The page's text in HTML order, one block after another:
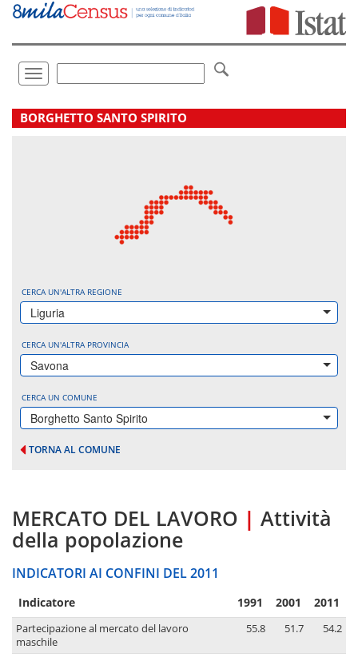
Vai
direttamente
Toggle
navigation
.
BORGHETTO SANTO SPIRITO
CERCA UN'ALTRA REGIONE
Liguria
CERCA UN'ALTRA PROVINCIA
Savona
CERCA UN COMUNE
Borghetto Santo Spirito
TORNA AL COMUNE
MERCATO DEL LAVORO | Attività
della popolazione
INDICATORI AI CONFINI DEL 2011
Indicatore 1991 2001 2011
Partecipazione al mercato del lavoro
maschile
55.8 51.7 54.2